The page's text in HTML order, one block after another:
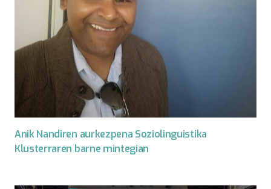
Anik Nandiren aurkezpena Soziolinguistika
Klusterraren barne mintegian